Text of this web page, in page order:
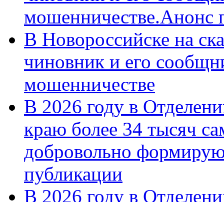
мошенничестве.Анонс
В Новороссийске на
чиновник и его
мошенничестве
В 2026 году в
краю более 34 тысяч
добровольно
публикации
В 2026 году в